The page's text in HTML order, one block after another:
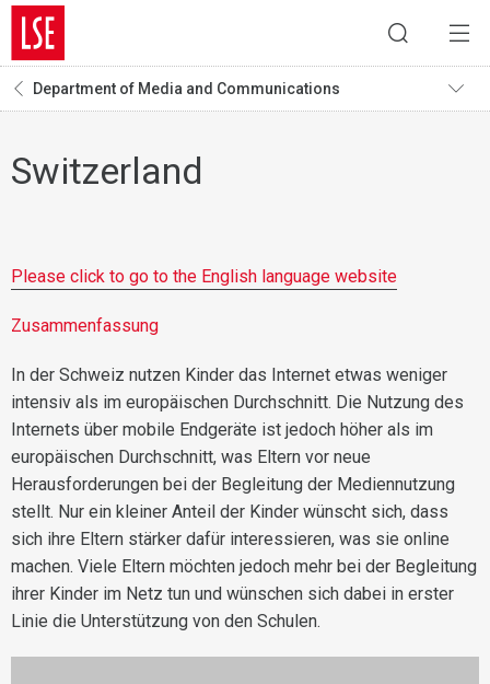
Department of Media and Communications
Switzerland
Please click to go to the English language website
Zusammenfassung
In der Schweiz nutzen Kinder das Internet etwas weniger
intensiv als im europäischen Durchschnitt. Die Nutzung des
Internets über mobile Endgeräte ist jedoch höher als im
europäischen Durchschnitt, was Eltern vor neue
Herausforderungen bei der Begleitung der Mediennutzung
stellt. Nur ein kleiner Anteil der Kinder wünscht sich, dass
sich ihre Eltern stärker dafür interessieren, was sie online
machen. Viele Eltern möchten jedoch mehr bei der Begleitung
ihrer Kinder im Netz tun und wünschen sich dabei in erster
Linie die Unterstützung von den Schulen.